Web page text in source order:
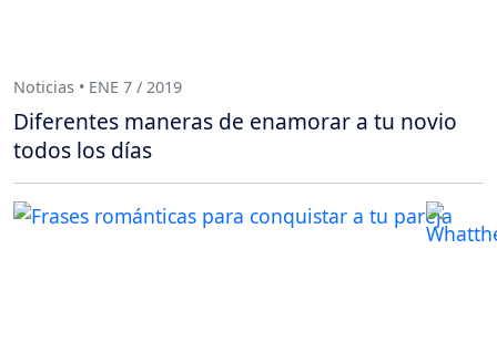
Noticias • ENE 7 / 2019
Diferentes maneras de enamorar a tu novio
todos los días